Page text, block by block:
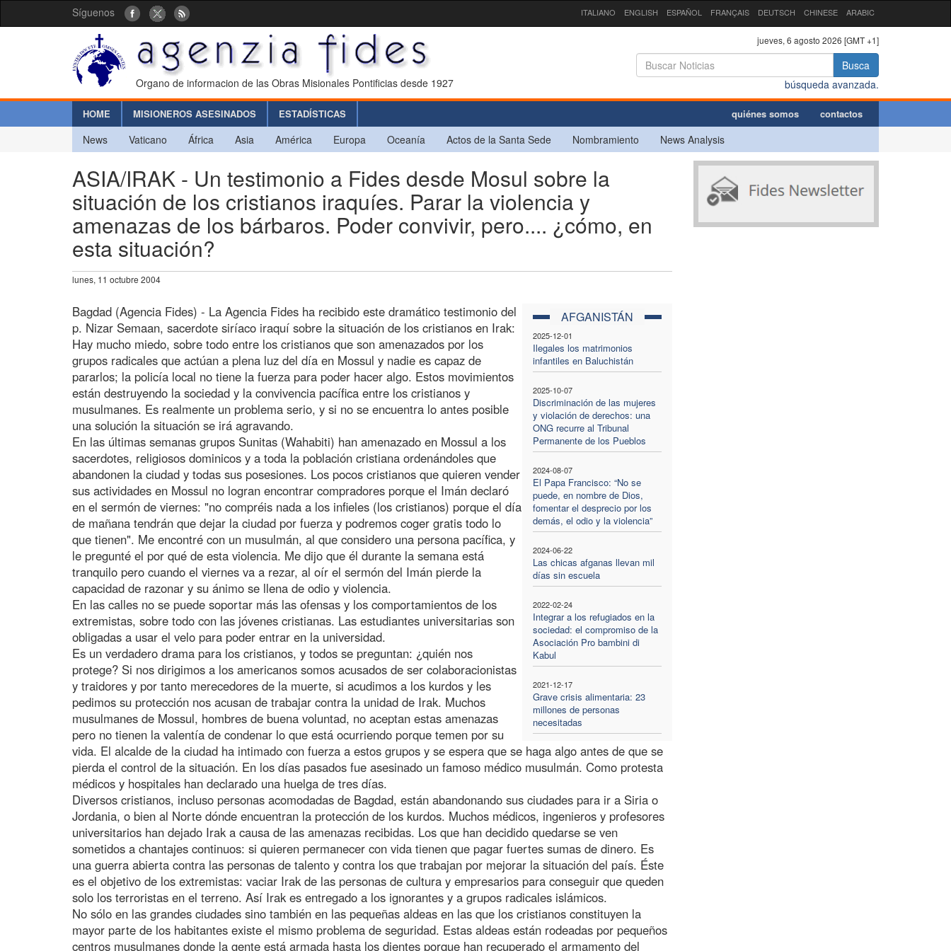
Síguenos ITALIANO ENGLISH ESPAÑOL FRANÇAIS DEUTSCH CHINESE ARABIC
Organo de informacion de las Obras Misionales Pontificias desde 1927
jueves, 6 agosto 2026 [GMT +1]
Busca
búsqueda avanzada.
HOME MISIONEROS ASESINADOS ESTADÍSTICAS quiénes somos contactos
News Vaticano África Asia América Europa Oceanía Actos de la Santa Sede Nombramiento News Analysis
ASIA/IRAK - Un testimonio a Fides desde Mosul sobre la
situación de los cristianos iraquíes. Parar la violencia y
amenazas de los bárbaros. Poder convivir, pero.... ¿cómo, en
esta situación?
lunes, 11 octubre 2004
AFGANISTÁN
2025-12-01
Ilegales los matrimonios
infantiles en Baluchistán
2025-10-07
Discriminación de las mujeres
y violación de derechos: una
ONG recurre al Tribunal
Permanente de los Pueblos
2024-08-07
El Papa Francisco: “No se
puede, en nombre de Dios,
fomentar el desprecio por los
demás, el odio y la violencia”
2024-06-22
Las chicas afganas llevan mil
días sin escuela
2022-02-24
Integrar a los refugiados en la
sociedad: el compromiso de la
Asociación Pro bambini di
Kabul
2021-12-17
Grave crisis alimentaria: 23
millones de personas
necesitadas
Bagdad (Agencia Fides) - La Agencia Fides ha recibido este dramático testimonio del
p. Nizar Semaan, sacerdote siríaco iraquí sobre la situación de los cristianos en Irak:
Hay mucho miedo, sobre todo entre los cristianos que son amenazados por los
grupos radicales que actúan a plena luz del día en Mossul y nadie es capaz de
pararlos; la policía local no tiene la fuerza para poder hacer algo. Estos movimientos
están destruyendo la sociedad y la convivencia pacífica entre los cristianos y
musulmanes. Es realmente un problema serio, y si no se encuentra lo antes posible
una solución la situación se irá agravando.
En las últimas semanas grupos Sunitas (Wahabiti) han amenazado en Mossul a los
sacerdotes, religiosos dominicos y a toda la población cristiana ordenándoles que
abandonen la ciudad y todas sus posesiones. Los pocos cristianos que quieren vender
sus actividades en Mossul no logran encontrar compradores porque el Imán declaró
en el sermón de viernes: "no compréis nada a los infieles (los cristianos) porque el día
de mañana tendrán que dejar la ciudad por fuerza y podremos coger gratis todo lo
que tienen". Me encontré con un musulmán, al que considero una persona pacífica, y
le pregunté el por qué de esta violencia. Me dijo que él durante la semana está
tranquilo pero cuando el viernes va a rezar, al oír el sermón del Imán pierde la
capacidad de razonar y su ánimo se llena de odio y violencia.
En las calles no se puede soportar más las ofensas y los comportamientos de los
extremistas, sobre todo con las jóvenes cristianas. Las estudiantes universitarias son
obligadas a usar el velo para poder entrar en la universidad.
Es un verdadero drama para los cristianos, y todos se preguntan: ¿quién nos
protege? Si nos dirigimos a los americanos somos acusados de ser colaboracionistas
y traidores y por tanto merecedores de la muerte, si acudimos a los kurdos y les
pedimos su protección nos acusan de trabajar contra la unidad de Irak. Muchos
musulmanes de Mossul, hombres de buena voluntad, no aceptan estas amenazas
pero no tienen la valentía de condenar lo que está ocurriendo porque temen por su
vida. El alcalde de la ciudad ha intimado con fuerza a estos grupos y se espera que se haga algo antes de que se
pierda el control de la situación. En los días pasados fue asesinado un famoso médico musulmán. Como protesta
médicos y hospitales han declarado una huelga de tres días.
Diversos cristianos, incluso personas acomodadas de Bagdad, están abandonando sus ciudades para ir a Siria o
Jordania, o bien al Norte dónde encuentran la protección de los kurdos. Muchos médicos, ingenieros y profesores
universitarios han dejado Irak a causa de las amenazas recibidas. Los que han decidido quedarse se ven
sometidos a chantajes continuos: si quieren permanecer con vida tienen que pagar fuertes sumas de dinero. Es
una guerra abierta contra las personas de talento y contra los que trabajan por mejorar la situación del país. Éste
es el objetivo de los extremistas: vaciar Irak de las personas de cultura y empresarios para conseguir que queden
solo los terroristas en el terreno. Así Irak es entregado a los ignorantes y a grupos radicales islámicos.
No sólo en las grandes ciudades sino también en las pequeñas aldeas en las que los cristianos constituyen la
mayor parte de los habitantes existe el mismo problema de seguridad. Estas aldeas están rodeadas por pequeños
centros musulmanes donde la gente está armada hasta los dientes porque han recuperado el armamento del